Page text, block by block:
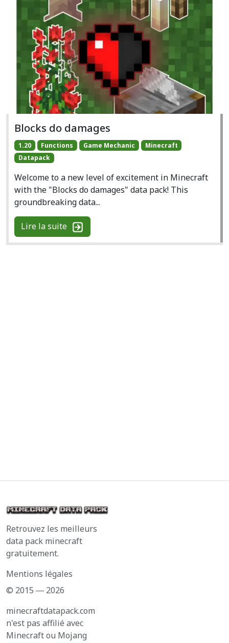
Blocks do damages
1.20 Functions Game Mechanic
Minecraft
Datapack
Welcome to a new level of excitement in Minecraft
with the "Blocks do damages" data pack! This
groundbreaking data...
Lire la suite
Retrouvez les meilleurs
data pack minecraft
gratuitement.
Mentions légales
© 2015 ― 2026
minecraftdatapack.com
n'est pas affilié avec
Minecraft ou Mojang